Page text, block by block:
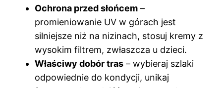
Ochrona przed słońcem –
promieniowanie UV w górach jest
silniejsze niż na nizinach, stosuj kremy z
wysokim filtrem, zwłaszcza u dzieci.
Właściwy dobór tras – wybieraj szlaki
odpowiednie do kondycji, unikaj